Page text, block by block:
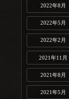
2022年8月
2022年5月
2022年2月
2021年11月
2021年8月
2021年5月